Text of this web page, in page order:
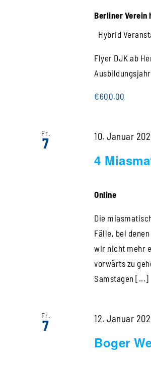
Berliner Verein
Hybrid
Flyer DJK ab
€600,00
Fr.
7
4
10. Januar
Online
Die
Fälle, bei
wir nicht mehr
vorwärts zu
Samstagen [...]
Fr.
7
Boger
12. Januar